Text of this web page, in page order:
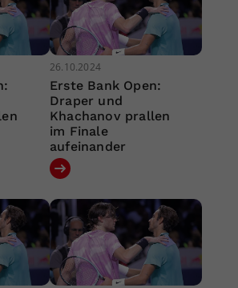
26.10.2024
Erste Bank Open:
Draper und
Khachanov prallen
im Finale
aufeinander